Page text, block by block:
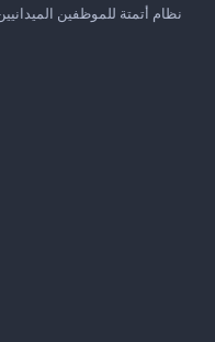
نظام أتمتة للموظفين